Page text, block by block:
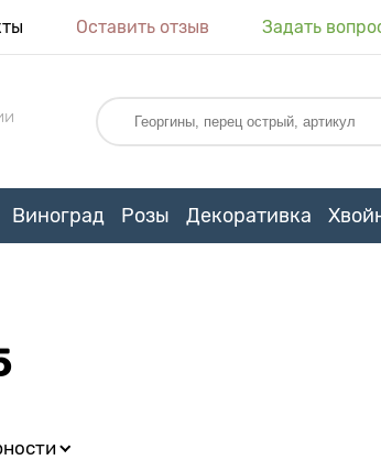
Оставить отзыв Задать
Виноград Розы Декоративка